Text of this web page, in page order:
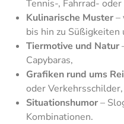
Tennis-, Fahrrad-
Kulinarische Muster–
bis hin zu Süßigkeiten
Tiermotive und Natur
Capybaras,
Grafiken rund ums
oder Verkehrsschilder,
Situationshumor–
Kombinationen.